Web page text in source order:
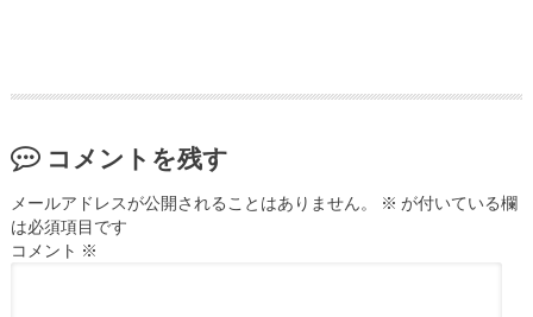
コメントを残す
メールアドレスが公開されることはありません。 ※ が付いている欄
は必須項目です
コメント ※